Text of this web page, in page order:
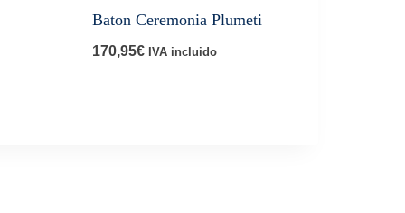
Baton Ceremonia Plumeti
170,95€ IVA incluido